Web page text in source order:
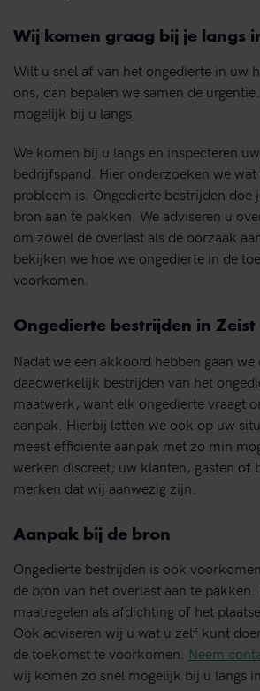
Wij komen graag bij je langs
Wilt u snel af van het ongedierte in uw
ons, dan bepalen we samen de
mogelijk bij u langs.
We komen bij u langs en inspecteren
bedrijfspand. Hier onderzoeken we
probleem is. Ongedierte bestrijden doe
bron aan te pakken. We adviseren u
om zowel de overlast als de oorzaak
bekijken we hoe we ongedierte in de
voorkomen.
Ongedierte bestrijden in Zeist
Nadat we een akkoord hebben gaan
daadwerkelijk bestrijden van het
maatwerk, want elk ongedierte vraagt
aanpak. Hierbij letten we ook op uw
meest efficiënte aanpak met zo min
werken discreet; uw klanten, gasten of
merken dat wij aanwezig zijn.
Aanpak bij de bron
Ongedierte bestrijden is ook
de bron van het overlast aan te
maatregelen als afdichting of het
Ook adviseren wij u wat u zelf kunt
de toekomst te voorkomen. Neem
wij komen zo snel mogelijk bij u langs